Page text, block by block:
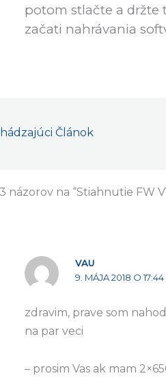
potom stlačte a držte
začati nahrávania
Článok
názorov na “Stiahnutie FW
VAU
9. MÁJA 2018 O 17:44
zdravim, prave som
na par veci
– prosim Vas ak mam